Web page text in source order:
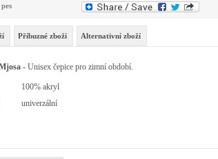
Příbuzné zboží Alternativní zboží
-Unisex čepice pro zimní období.
100% akryl
univerzální